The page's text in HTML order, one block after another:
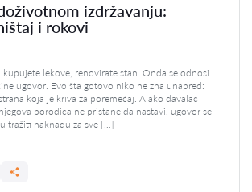
izdržavanju:
i rokovi
lekove, renovirate stan. Onda se odnosi
ugovor. Evo šta gotovo niko ne zna unapred:
koja je kriva za poremećaj. A ako davalac
porodica ne pristane da nastavi, ugovor se
tražiti naknadu za sve […]